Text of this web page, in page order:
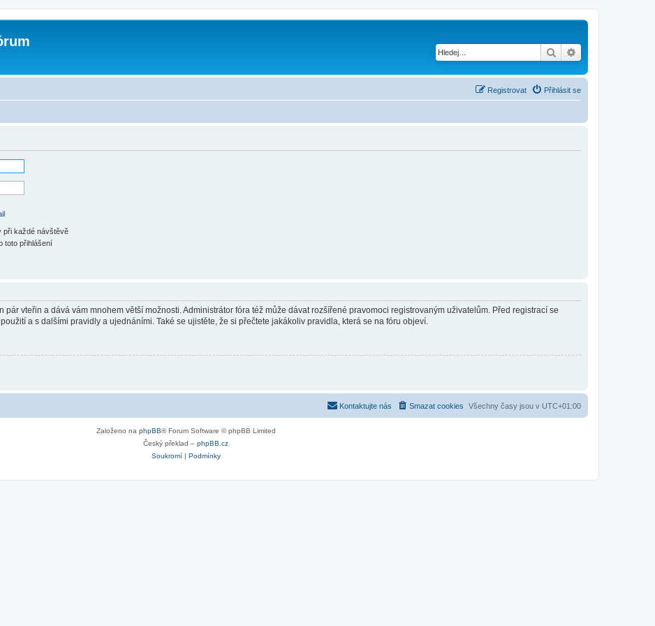
Hledat
Přihlásit se
Registrovat
při každé návštěvě
toto přihlášení
vteřin a dává vám mnohem větší možnosti. Administrátor fóra též může dávat rozšířené pravomoci registrovaným uživatelům. Před registrací se
a s dalšími pravidly a ujednáními. Také se ujistěte, že si přečtete jakákoliv pravidla, která se na fóru objeví.
Všechny časy jsou v UTC+01:00
Smazat cookies
Kontaktujte nás
Založeno na phpBB® Forum Software © phpBB Limited
Český překlad – phpBB.cz
Soukromí| Podmínky